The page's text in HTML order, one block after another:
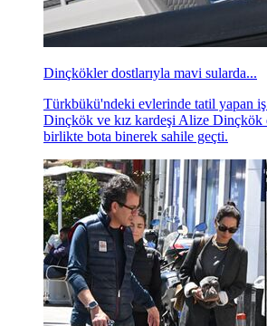
Dinçkökler dostlarıyla mavi sularda...
Türkbükü'ndeki evlerinde tatil yapan iş
Dinçkök ve kız kardeşi Alize Dinçkök
birlikte bota binerek sahile geçti.